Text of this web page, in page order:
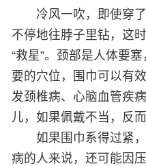
冷风一吹，即使穿
不停地往脖子里钻，这
“救星”。颈部是人体要
要的穴位，围巾可以有
发颈椎病、心脑血管疾
儿，如果佩戴不当，反
如果围巾系得过紧
病的人来说，还可能因